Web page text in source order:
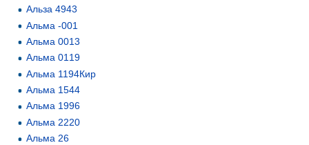
Альза 4943
Альма -001
Альма 0013
Альма 0119
Альма 1194Кир
Альма 1544
Альма 1996
Альма 2220
Альма 26